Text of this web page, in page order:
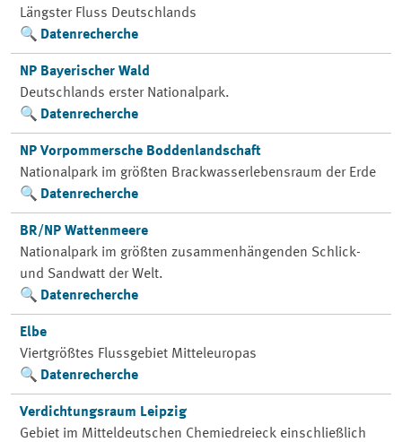
Längster Fluss Deutschlands
Datenrecherche
NP Bayerischer Wald
Deutschlands erster Nationalpark.
Datenrecherche
NP Vorpommersche Boddenlandschaft
Nationalpark im größten Brackwasserlebensraum der Erde
Datenrecherche
BR/NP Wattenmeere
Nationalpark im größten zusammenhängenden Schlick-
und Sandwatt der Welt.
Datenrecherche
Elbe
Viertgrößtes Flussgebiet Mitteleuropas
Datenrecherche
Verdichtungsraum Leipzig
Gebiet im Mitteldeutschen Chemiedreieck einschließlich